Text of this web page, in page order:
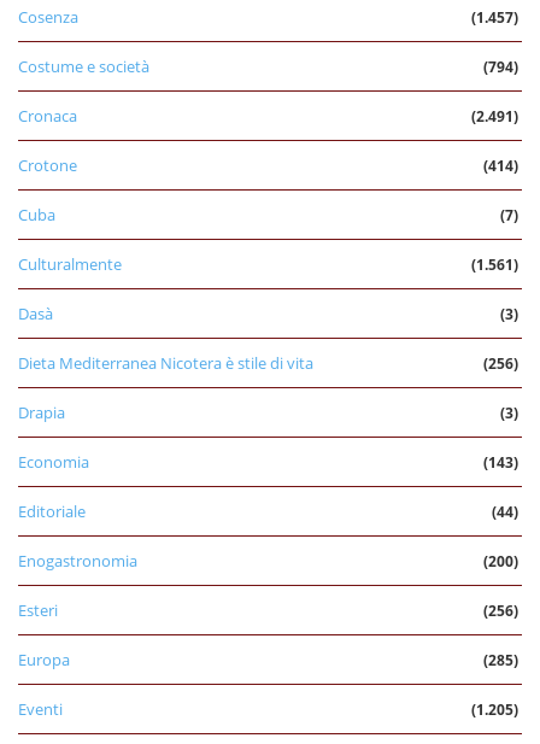
Cosenza (1.457)
Costume e società (794)
Cronaca (2.491)
Crotone (414)
Cuba (7)
Culturalmente (1.561)
Dasà (3)
Dieta Mediterranea Nicotera è stile di vita (256)
Drapia (3)
Economia (143)
Editoriale (44)
Enogastronomia (200)
Esteri (256)
Europa (285)
Eventi (1.205)